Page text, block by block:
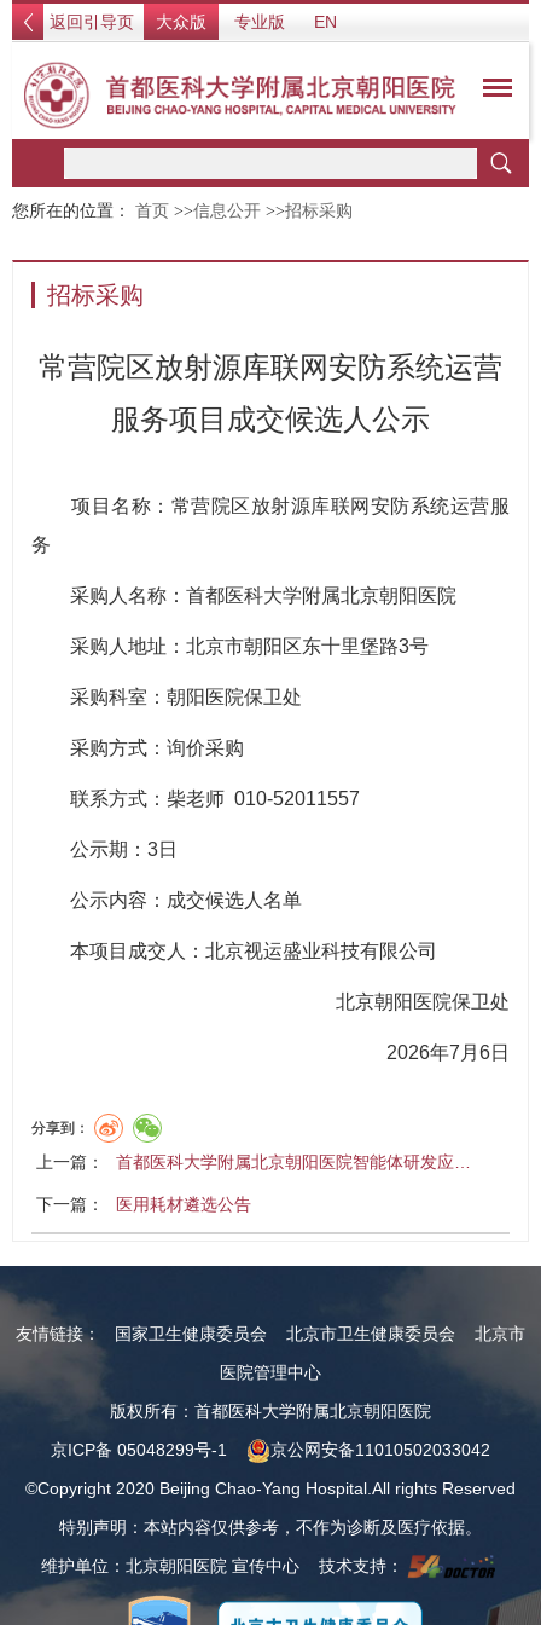
返回引导页 大众版 专业版 EN
您所在的位置： 首页 >>信息公开 >>招标采购
招标采购
常营院区放射源库联网安防系统运营
服务项目成交候选人公示
项目名称：常营院区放射源库联网安防系统运营服
务
采购人名称：首都医科大学附属北京朝阳医院
采购人地址：北京市朝阳区东十里堡路3号
采购科室：朝阳医院保卫处
采购方式：询价采购
联系方式：柴老师 010-52011557
公示期：3日
公示内容：成交候选人名单
本项目成交人：北京视运盛业科技有限公司
北京朝阳医院保卫处
2026年7月6日
分享到：
上一篇： 首都医科大学附属北京朝阳医院智能体研发应…
下一篇： 医用耗材遴选公告
友情链接： 国家卫生健康委员会 北京市卫生健康委员会
北京市
医院管理中心
版权所有：首都医科大学附属北京朝阳医院
京ICP备 05048299号-1
京公网安备11010502033042
©Copyright 2020 Beijing Chao-Yang Hospital.All rights Reserved
特别声明：本站内容仅供参考，不作为诊断及医疗依据。
维护单位：北京朝阳医院 宣传中心 技术支持：